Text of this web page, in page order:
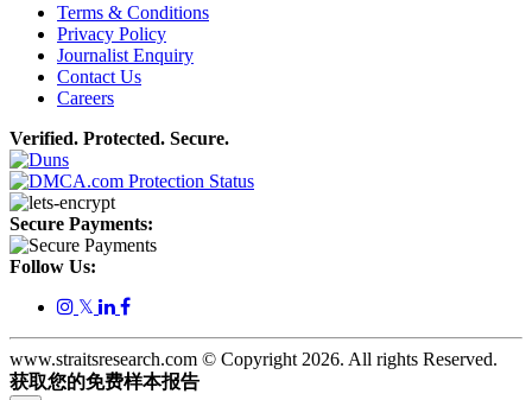
Terms & Conditions
Privacy Policy
Journalist Enquiry
Contact Us
Careers
Verified. Protected. Secure.
Secure Payments:
Follow Us:
𝕏
www.straitsresearch.com © Copyright 2026. All rights Reserved.
获取您的免费样本报告